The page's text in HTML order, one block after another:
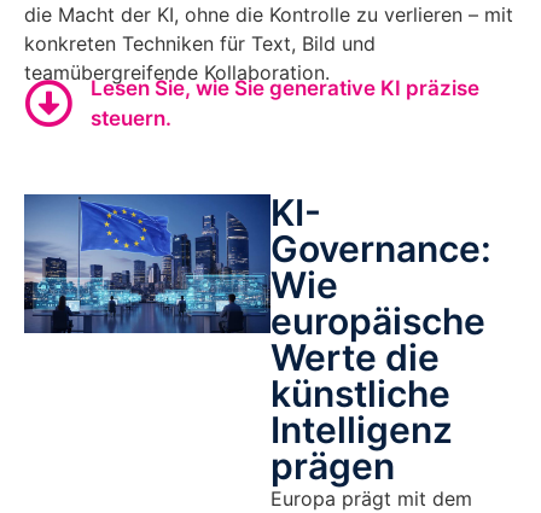
die Macht der KI, ohne die Kontrolle zu verlieren – mit
konkreten Techniken für Text, Bild und
teamübergreifende Kollaboration.
Lesen Sie, wie Sie generative KI präzise
steuern.
KI-
Governance:
Wie
europäische
Werte die
künstliche
Intelligenz
prägen
Europa prägt mit dem